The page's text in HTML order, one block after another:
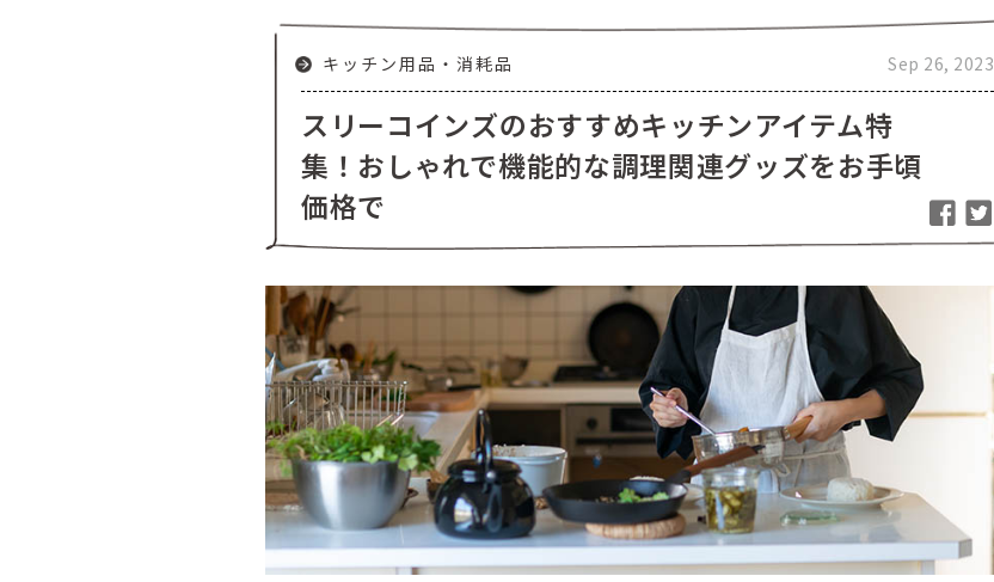
キッチン用品・消耗品 Sep 26, 2023
スリーコインズのおすすめキッチンアイテム特
集！おしゃれで機能的な調理関連グッズをお手頃
価格で